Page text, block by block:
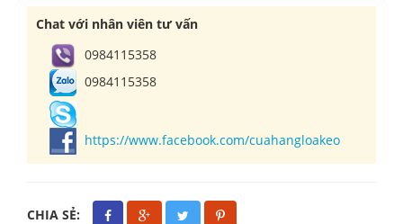
Chat với nhân viên tư vấn
0984115358
0984115358
https://www.facebook.com/cuahangloakeo
CHIA SẺ: